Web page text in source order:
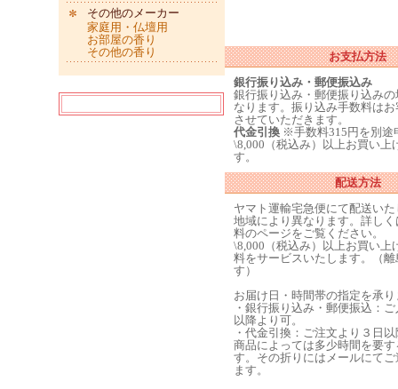
その他のメーカー
家庭用・仏壇用
お部屋の香り
その他の香り
お支払方法
銀行振り込み・郵便振込み
銀行振り込み・郵便振り込み
なります。振り込み手数料は
させていただきます。
代金引換※手数料315円を別途
\8,000（税込み）以上お買い上
す。
配送方法
ヤマト運輸宅急便にて配送い
地域により異なります。詳し
料のページをご覧ください。
\8,000（税込み）以上お買い上
料をサービスいたします。（
す）
お届け日・時間帯の指定を承り
・銀行振り込み・郵便振込：
以降より可。
・代金引換：ご注文より３日
商品によっては多少時間を要
す。その折りにはメールにて
ます。